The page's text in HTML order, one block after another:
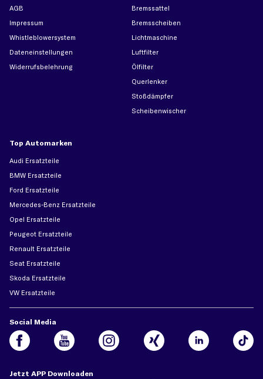
AGB
Impressum
Whistleblowersystem
Dateneinstellungen
Widerrufsbelehrung
Bremssattel
Bremsscheiben
Lichtmaschine
Luftfilter
Ölfilter
Querlenker
Stoßdämpfer
Scheibenwischer
Top Automarken
Audi Ersatzteile
BMW Ersatzteile
Ford Ersatzteile
Mercedes-Benz Ersatzteile
Opel Ersatzteile
Peugeot Ersatzteile
Renault Ersatzteile
Seat Ersatzteile
Skoda Ersatzteile
VW Ersatzteile
Social Media
Jetzt APP Downloaden